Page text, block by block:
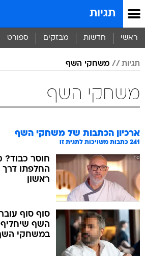
תגיות
ראשי חדשות מבזקים ספורט
תגיות משחקי השף
משחקי השף
ארכיון הכתבות של משחקי השף
241 כתבות משויכות לתגית זו
חוסר כבוד?
החלפתו
ראשון
סוף סוף
השף שיחליף
במשחקי